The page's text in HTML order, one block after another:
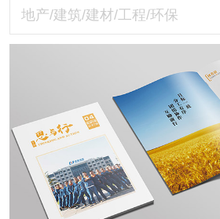
地产/建筑/建材/工程/环保